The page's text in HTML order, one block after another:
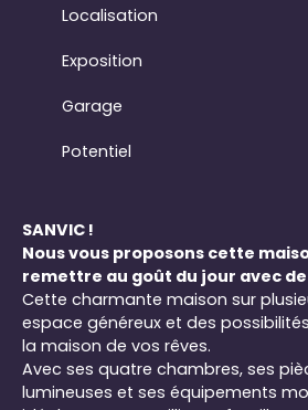
Localisation
Exposition
Garage
Potentiel
SANVIC !
Nous vous proposons cette
remettre au goût du jour avec
Cette charmante maison sur
espace généreux et des
la maison de vos rêves.
Avec ses quatre chambres, ses
lumineuses et ses équipements